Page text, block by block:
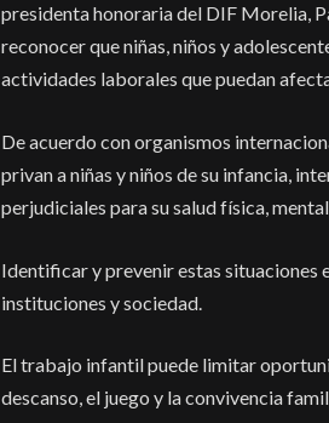
presidenta honoraria del DIF Morelia,
reconocer que niñas, niños y
actividades laborales que puedan
De acuerdo con organismos
privan a niñas y niños de su infancia,
perjudiciales para su salud física,
Identificar y prevenir estas situaciones
instituciones y sociedad.
El trabajo infantil puede limitar
descanso, el juego y la convivencia